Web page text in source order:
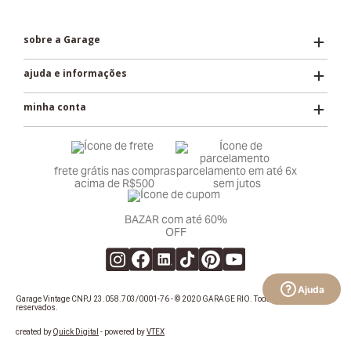
Ajuda
pagamento escolhida.
Para acessar o troque fácil, clique aqui e opte pela
opção “devolver”.
OBS.: a restituição do valor do frete será paga
proporcionalmente ao número de peças devolvidas.
Descontos e promoções
Caso tenha adquirido o produto com algum desconto
de ação ou vale, o valor reembolsado será o mesmo
pago na hora da compra.
Clique aqui
para ler o nosso regulamento completo
sobre a Garage
ajuda e informações
minha conta
frete grátis nas compras
acima de R$500
parcelamento em até 6x
sem jutos
BAZAR com até 60%
OFF
Garage Vintage CNPJ 23.058.703/0001-76 - © 2020 GARAGE RIO. Todos os direitos
reservados.
created byQuick Digital - powered byVTEX